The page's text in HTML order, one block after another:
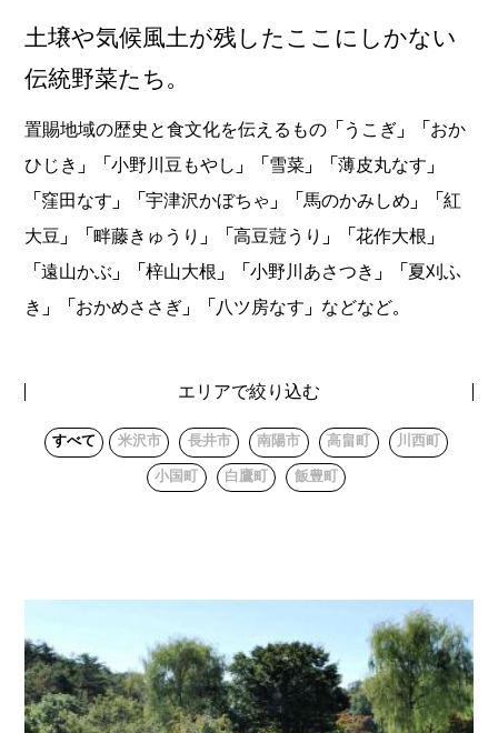
土壌や気候風土が残したここにしかない
伝統野菜たち。
置賜地域の歴史と食文化を伝えるもの「うこぎ」「おか
ひじき」「小野川豆もやし」「雪菜」「薄皮丸なす」
「窪田なす」「宇津沢かぼちゃ」「馬のかみしめ」「紅
大豆」「畔藤きゅうり」「高豆蒄うり」「花作大根」
「遠山かぶ」「梓山大根」「小野川あさつき」「夏刈ふ
き」「おかめささぎ」「八ツ房なす」などなど。
エリアで絞り込む
すべて 米沢市 長井市 南陽市 高畠町 川西町
小国町 白鷹町 飯豊町